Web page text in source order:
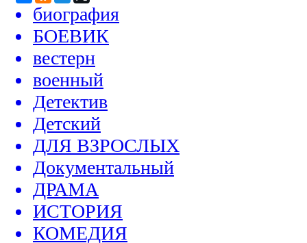
биография
БОЕВИК
вестерн
военный
Детектив
Детский
ДЛЯ ВЗРОСЛЫХ
Документальный
ДРАМА
ИСТОРИЯ
КОМЕДИЯ